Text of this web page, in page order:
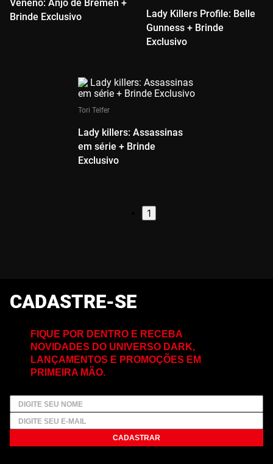
Veneno: Anjo de Bremen +
Brinde Exclusivo
Lady Killers Profile: Belle
Gunness + Brinde
Exclusivo
Tori Telfer
Lady killers: Assassinas
em série + Brinde
Exclusivo
1
CADASTRE-SE
FIQUE POR DENTRO E RECEBA
NOVIDADES DO UNIVERSO DARK,
LANÇAMENTOS E PROMOÇÕES EM
PRIMEIRA MÃO.
CADASTRAR